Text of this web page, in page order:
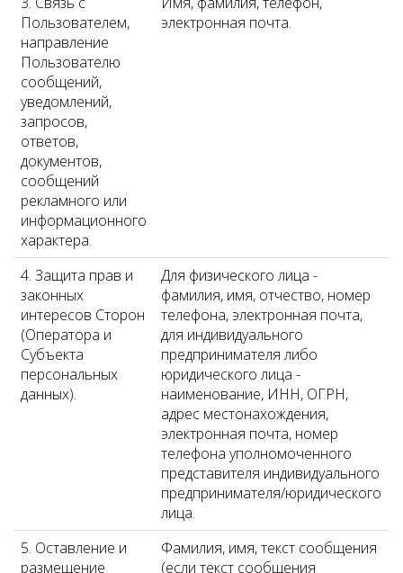
Пользователем,
направление
Пользователю
сообщений,
уведомлений,
запросов,
ответов,
документов,
сообщений
рекламного или
информационного
характера.
электронная почта.
4. Защита прав и
законных
интересов Сторон
(Оператора и
Субъекта
персональных
данных).
Для физического лица -
фамилия, имя, отчество, номер
телефона, электронная почта,
для индивидуального
предпринимателя либо
юридического лица -
наименование, ИНН, ОГРН,
адрес местонахождения,
электронная почта, номер
телефона уполномоченного
представителя индивидуального
предпринимателя/юридического
лица.
5. Оставление и
размещение
Фамилия, имя, текст сообщения
(если текст сообщения